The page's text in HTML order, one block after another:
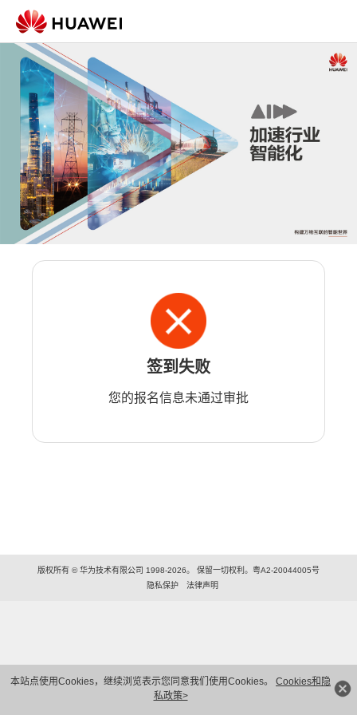
本站点使用Cookies，继续浏览表示您同意我们使用Cookies。 Cookies和隐
私政策>
签到失败
您的报名信息未通过审批
版权所有 © 华为技术有限公司 1998-2026。 保留一切权利。粤A2-20044005号
隐私保护
法律声明